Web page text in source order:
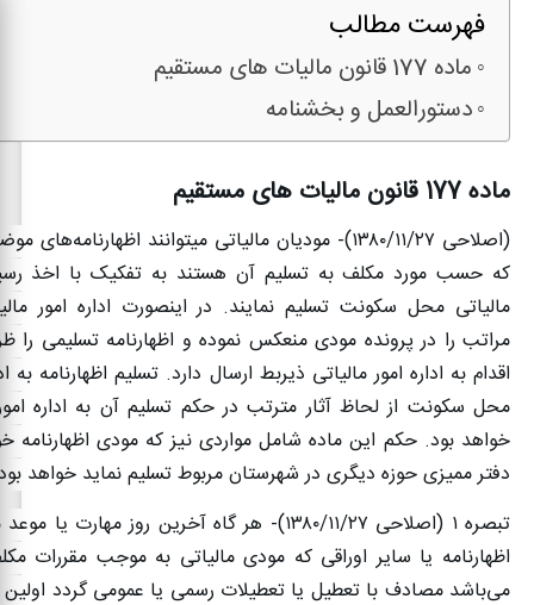
فهرست مطالب
ماده 177 قانون مالیات های مستقیم
دستورالعمل و بخشنامه
ماده 177 قانون مالیات های مستقیم
(اصلاحی ۱۳۸۰/۱۱/۲۷)-
مودیان مالیاتی میتوانند اظهارنامه‌های
که حسب مورد مکلف به تسلیم آن هستند به تفکیک با اخذ
مالیاتی محل سکونت تسلیم نمایند. در اینصورت اداره امور
مراتب را در پرونده مودی منعکس نموده و اظهارنامه تسلیمی را
اقدام به اداره امور مالیاتی ذیربط ارسال دارد. تسلیم اظهارنامه به
محل سکونت از لحاظ آثار مترتب در حکم ‌تسلیم آن به اداره
خواهد بود. حکم این ماده شامل مواردی نیز که مودی اظهارنامه
دفتر ممیزی حوزه دیگری در‌ شهرستان مربوط تسلیم نماید خواهد
‌تبصره ۱ ( اصلاحی ۱۳۸۰/۱۱/۲۷)-
هر گاه آخرین روز مهارت یا موعد
اظهارنامه یا سایر اوراقی که مودی مالیاتی به موجب مقررات
می‌باشد مصادف با تعطیل یا تعطیلات رسمی یا عمومی گردد اولین